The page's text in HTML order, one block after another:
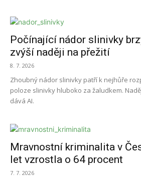
Počínající nádor slinivky
zvýší naději na přežití
8. 7. 2026
Zhoubný nádor slinivky patří k nejhůře
poloze slinivky hluboko za žaludkem.
dává AI.
Mravnostní kriminalita v
let vzrostla o 64 procent
7. 7. 2026